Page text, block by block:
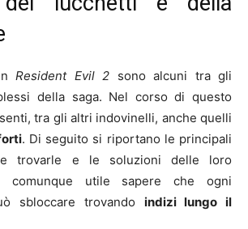
inResident Evil 2 sono alcuni tra gli
della saga. Nel corso di questo
tra gli altri indovinelli, anche quelli
. Di seguito si riportano le principali
trovarle e le soluzioni delle loro
comunque utile sapere che ogni
sbloccare trovando indizi lungo il